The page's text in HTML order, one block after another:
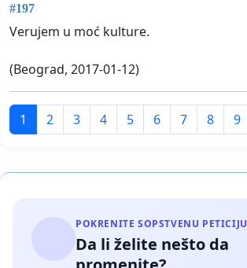
#197
Verujem u moć kulture.
(Beograd, 2017-01-12)
1 2 3 4 5 6 7 8 9
POKRENITE SOPSTVENU PETICIJU
Da li želite nešto da